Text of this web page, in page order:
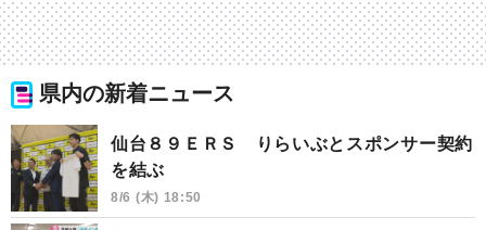
県内の新着ニュース
仙台８９ＥＲＳ りらいぶとスポンサー契約
を結ぶ
8/6 (木) 18:50